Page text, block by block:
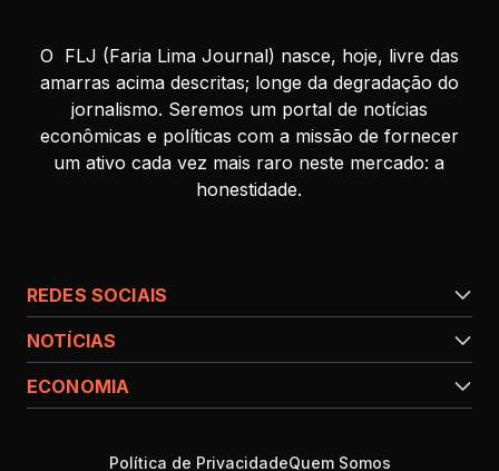
O FLJ (Faria Lima Journal) nasce, hoje, livre das
amarras acima descritas; longe da degradação do
jornalismo. Seremos um portal de notícias
econômicas e políticas com a missão de fornecer
um ativo cada vez mais raro neste mercado: a
honestidade.
REDES SOCIAIS
NOTÍCIAS
ECONOMIA
Política de PrivacidadeQuem Somos